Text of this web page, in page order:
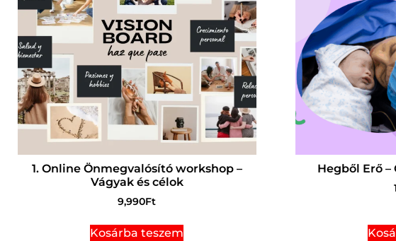
1. Online Önmegvalósító workshop –
Vágyak és célok
9,990Ft
Kosárba teszem
Hegből Erő –